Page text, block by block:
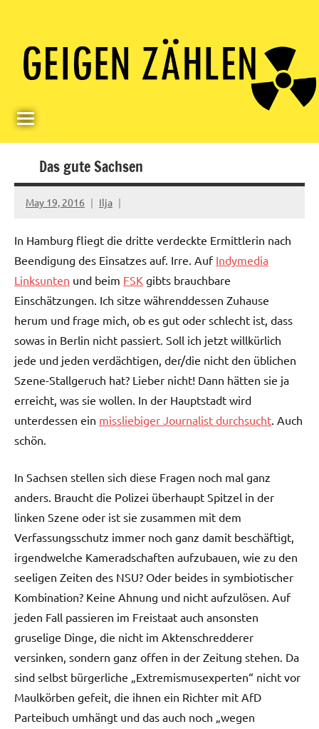
contentGeigerzähler
Das gute Sachsen
May 19, 2016 Ilja
In Hamburg fliegt die dritte verdeckte Ermittlerin nach
Beendigung des Einsatzes auf. Irre. Auf Indymedia
Linksunten und beim FSK gibts brauchbare
Einschätzungen. Ich sitze währenddessen Zuhause
herum und frage mich, ob es gut oder schlecht ist, dass
sowas in Berlin nicht passiert. Soll ich jetzt willkürlich
jede und jeden verdächtigen, der/die nicht den üblichen
Szene-Stallgeruch hat? Lieber nicht! Dann hätten sie ja
erreicht, was sie wollen. In der Hauptstadt wird
unterdessen ein missliebiger Journalist durchsucht. Auch
schön.
In Sachsen stellen sich diese Fragen noch mal ganz
anders. Braucht die Polizei überhaupt Spitzel in der
linken Szene oder ist sie zusammen mit dem
Verfassungsschutz immer noch ganz damit beschäftigt,
irgendwelche Kameradschaften aufzubauen, wie zu den
seeligen Zeiten des NSU? Oder beides in symbiotischer
Kombination? Keine Ahnung und nicht aufzulösen. Auf
jeden Fall passieren im Freistaat auch ansonsten
gruselige Dinge, die nicht im Aktenschredderer
versinken, sondern ganz offen in der Zeitung stehen. Da
sind selbst bürgerliche „Extremismusexperten“ nicht vor
Maulkörben gefeit, die ihnen ein Richter mit AfD
Parteibuch umhängt und das auch noch „wegen